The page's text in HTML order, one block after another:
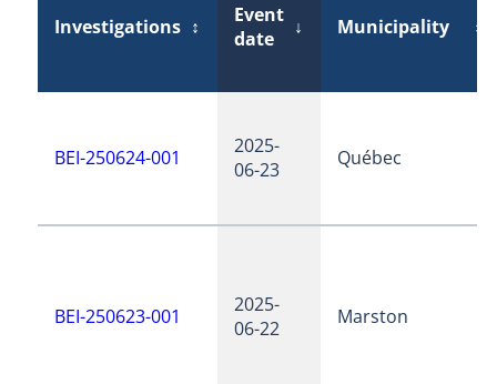
Investigations ↕
Event
date
↓ Municipality ↕
BEI-250624-001
2025-
06-23
Québec
BEI-250623-001
2025-
06-22
Marston